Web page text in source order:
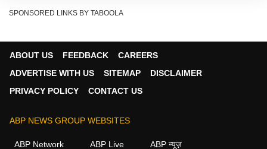
ऐसे समय में जब इस क्षेत्र में तनाव को लेकर दुनिया भर की नजरें
SPONSORED LINKS BY TABOOLA
ABOUT US FEEDBACK
CAREERS
ADVERTISE WITH US
SITEMAP
DISCLAIMER
PRIVACY POLICY
CONTACT US
ABP NEWS GROUP WEBSITES
ABP Network ABP Live ABP न्यूज़